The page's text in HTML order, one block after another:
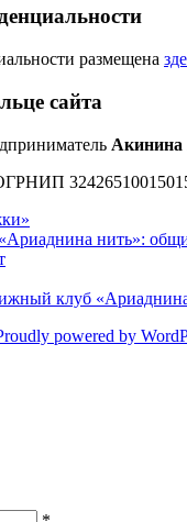
размещена
сайта
Акинина
нить»:
клуб
powered by